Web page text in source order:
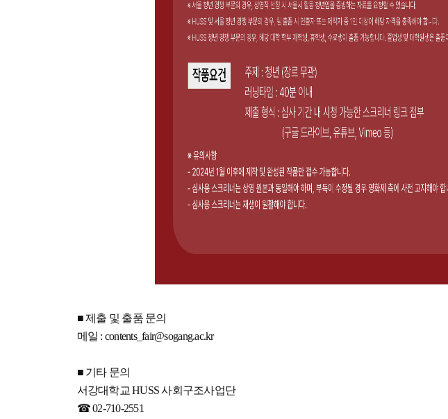
■ 제출 및 출품 문의
메일 : contents_fair@sogang.ac.kr
■ 기타 문의
서강대학교 HUSS 사회구조사업단
☎ 02-710-2551